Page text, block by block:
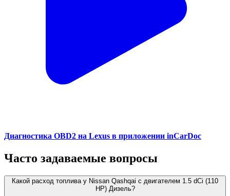
Диагностика OBD2 на Lexus в приложении inCarDoc
Часто задаваемые вопросы
Какой расход топлива у Nissan Qashqai с двигателем 1.5 dCi (110
HP) Дизель?